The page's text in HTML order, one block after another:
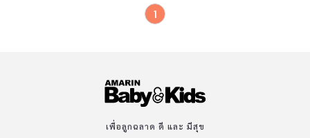
1
เพื่อลูกฉลาด ดี และ มีสุข